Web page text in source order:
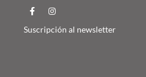
Suscripción al newsletter